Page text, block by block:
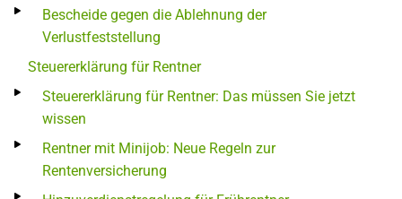
Bescheide gegen die Ablehnung der
Verlustfeststellung
Steuererklärung für Rentner
Steuererklärung für Rentner: Das müssen Sie jetzt
wissen
Rentner mit Minijob: Neue Regeln zur
Rentenversicherung